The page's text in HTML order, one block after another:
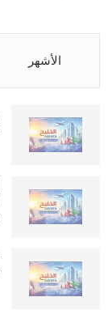
الأشهر